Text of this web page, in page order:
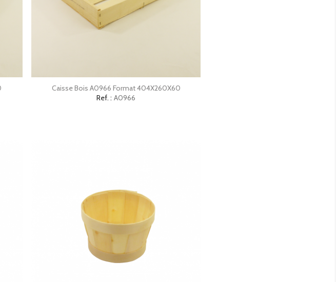
Caisse Bois A0966 Format 404X260X60
Ref. : A0966
Aperçu rapide